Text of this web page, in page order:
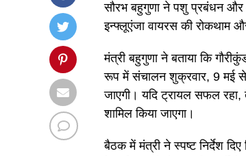
सौरभ बहुगुणा ने पशु प्रबंधन और
इन्फ्लूएंजा वायरस की रोकथाम
मंत्री बहुगुणा ने बताया कि
रूप में संचालन शुक्रवार, 9 मई से
जाएगी। यदि ट्रायल सफल रहा,
शामिल किया जाएगा।
बैठक में मंत्री ने स्पष्ट निर्देश